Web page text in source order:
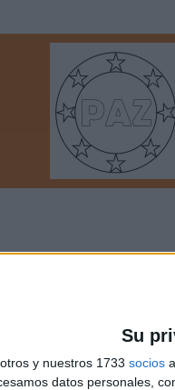
Su
y nuestros 1733 socios
datos personales,